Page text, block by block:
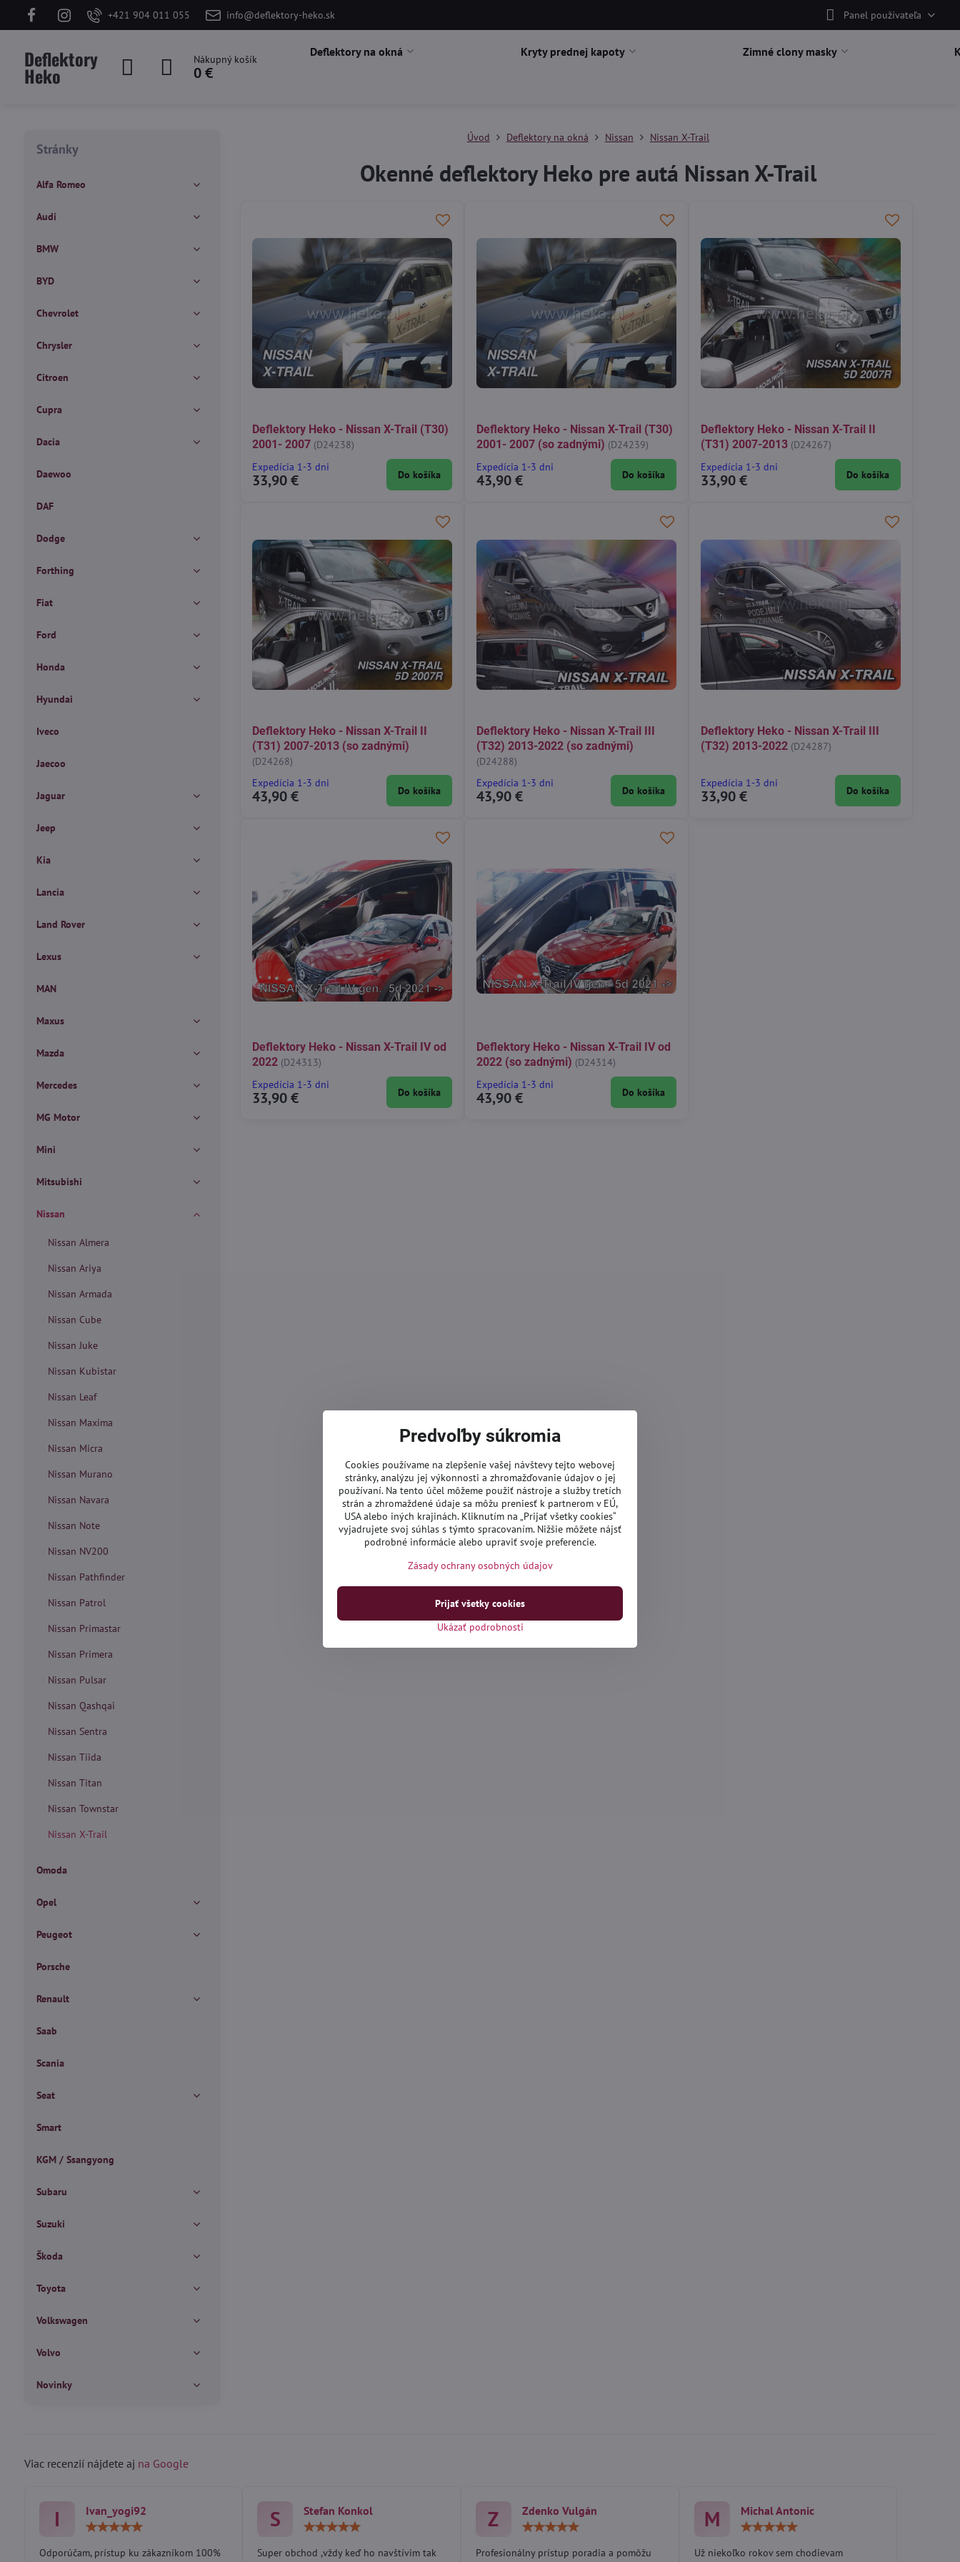
+421 904 011 055 info@deflektory-heko.sk Panel používateľa
Deflektory
Heko
Nákupný košík
0 €
Deflektory na okná Kryty prednej kapoty Zimné clony masky
Úvod Deflektory na okná Nissan Nissan X-Trail
Okenné deflektory Heko pre autá Nissan X-Trail
Deflektory Heko - Nissan X-Trail (T30)
2001- 2007 (D24238)
Expedícia 1-3 dni
33,90 € Do košíka
Deflektory Heko - Nissan X-Trail (T30)
2001- 2007 (so zadnými) (D24239)
Expedícia 1-3 dni
43,90 € Do košíka
Deflektory Heko - Nissan X-Trail II
(T31) 2007-2013 (D24267)
Expedícia 1-3 dni
33,90 € Do košíka
Deflektory Heko - Nissan X-Trail II
(T31) 2007-2013 (so zadnými)
(D24268)
Expedícia 1-3 dni
43,90 € Do košíka
Deflektory Heko - Nissan X-Trail III
(T32) 2013-2022 (so zadnými)
(D24288)
Expedícia 1-3 dni
43,90 € Do košíka
Deflektory Heko - Nissan X-Trail III
(T32) 2013-2022 (D24287)
Expedícia 1-3 dni
33,90 € Do košíka
Deflektory Heko - Nissan X-Trail IV od
2022 (D24313)
Expedícia 1-3 dni
33,90 € Do košíka
Deflektory Heko - Nissan X-Trail IV od
2022 (so zadnými) (D24314)
Expedícia 1-3 dni
43,90 € Do košíka
Stránky
Alfa Romeo
Audi
BMW
BYD
Chevrolet
Chrysler
Citroen
Cupra
Dacia
Daewoo
DAF
Dodge
Forthing
Fiat
Ford
Honda
Hyundai
Iveco
Jaecoo
Jaguar
Jeep
Kia
Lancia
Land Rover
Lexus
MAN
Maxus
Mazda
Mercedes
MG Motor
Mini
Mitsubishi
Nissan
Nissan Almera
Nissan Ariya
Nissan Armada
Nissan Cube
Nissan Juke
Nissan Kubistar
Nissan Leaf
Nissan Maxima
Nissan Micra
Nissan Murano
Nissan Navara
Nissan Note
Nissan NV200
Nissan Pathfinder
Nissan Patrol
Nissan Primastar
Nissan Primera
Nissan Pulsar
Nissan Qashqai
Nissan Sentra
Nissan Tiida
Nissan Titan
Nissan Townstar
Nissan X-Trail
Omoda
Opel
Peugeot
Porsche
Renault
Saab
Scania
Seat
Smart
KGM / Ssangyong
Subaru
Suzuki
Škoda
Toyota
Volkswagen
Volvo
Novinky
Viac recenzií nájdete aj na Google
I
Ivan_yogi92
/
Odporúčam, prístup ku zákazníkom 100%
S
Stefan Konkol
/
Super obchod ,vždy keď ho navštívim tak
Z
Zdenko Vulgán
/
Profesionálny prístup poradia a pomôžu
M
Michal Antonic
/
Už niekoľko rokov sem chodievam
Predvoľby súkromia
Cookies používame na zlepšenie vašej návštevy tejto webovej
stránky, analýzu jej výkonnosti a zhromažďovanie údajov o jej
používaní. Na tento účel môžeme použiť nástroje a služby tretích
strán a zhromaždené údaje sa môžu preniesť k partnerom v EÚ,
USA alebo iných krajinách. Kliknutím na „Prijať všetky cookies“
vyjadrujete svoj súhlas s týmto spracovaním. Nižšie môžete nájsť
podrobné informácie alebo upraviť svoje preferencie.
Zásady ochrany osobných údajov
Ukázať podrobnosti
Prijať všetky cookies